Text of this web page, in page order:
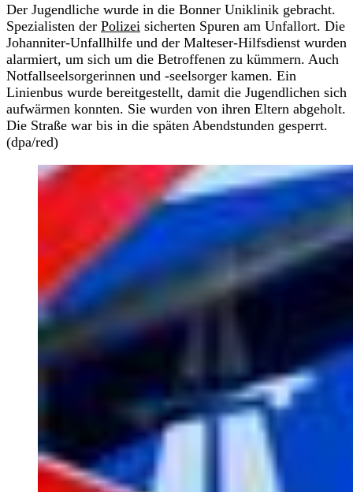
Der Jugendliche wurde in die Bonner Uniklinik gebracht.
Spezialisten der Polizei sicherten Spuren am Unfallort. Die
Johanniter-Unfallhilfe und der Malteser-Hilfsdienst wurden
alarmiert, um sich um die Betroffenen zu kümmern. Auch
Notfallseelsorgerinnen und -seelsorger kamen. Ein
Linienbus wurde bereitgestellt, damit die Jugendlichen sich
aufwärmen konnten. Sie wurden von ihren Eltern abgeholt.
Die Straße war bis in die späten Abendstunden gesperrt.
(dpa/red)